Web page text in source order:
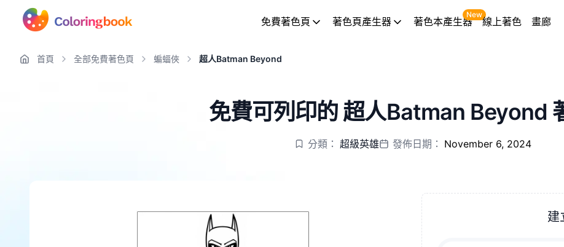
免費著色頁 著色頁產生器 著色本產生器
New
線上著色 畫廊
首頁 全部免費著色頁 蝙蝠俠 超人Batman Beyond
免費可列印的 超人Batman Beyond
分類： 超級英雄 發佈日期： November 6, 2024
建